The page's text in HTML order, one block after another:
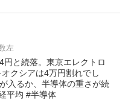
左
と続落。東京エレクトロ
クシアは4万円割れでし
入るか、半導体の重さが続
平均 #半導体